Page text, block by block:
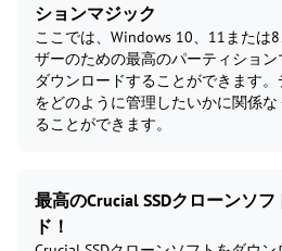
ションマジック
ここでは、Windows 10、11または
ザーのための最高のパーティショ
ダウンロードすることができます
をどのように管理したいかに関係
ることができます。
最高のCrucial SSDクローンソ
ド！